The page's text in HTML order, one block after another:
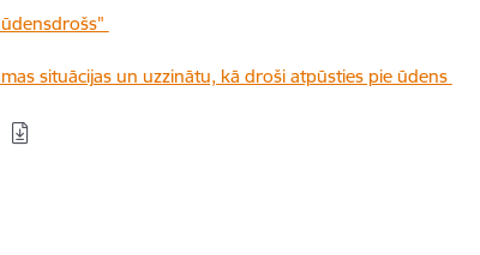
situācijas un uzzinātu, kā droši atpūsties pie ūdens